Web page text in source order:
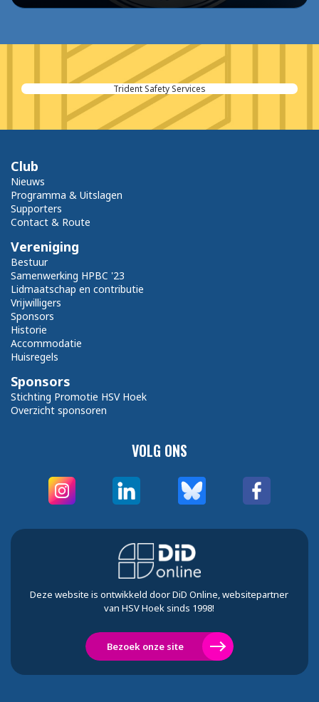
Trident Safety Services
VOLG ONS
Club
Nieuws
Programma & Uitslagen
Supporters
Contact & Route
Vereniging
Bestuur
Samenwerking HPBC '23
Lidmaatschap en contributie
Vrijwilligers
Sponsors
Historie
Accommodatie
Huisregels
Sponsors
Stichting Promotie HSV Hoek
Overzicht sponsoren
Deze website is ontwikkeld door DiD Online, websitepartner
van HSV Hoek sinds 1998!
Bezoek onze site